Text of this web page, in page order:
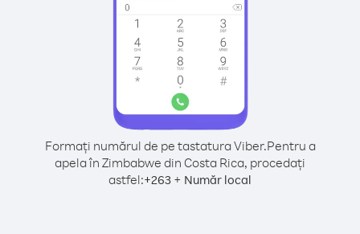
Formați numărul de pe tastatura Viber.Pentru a
apela în Zimbabwe din Costa Rica, procedați
astfel:+263 + Număr local